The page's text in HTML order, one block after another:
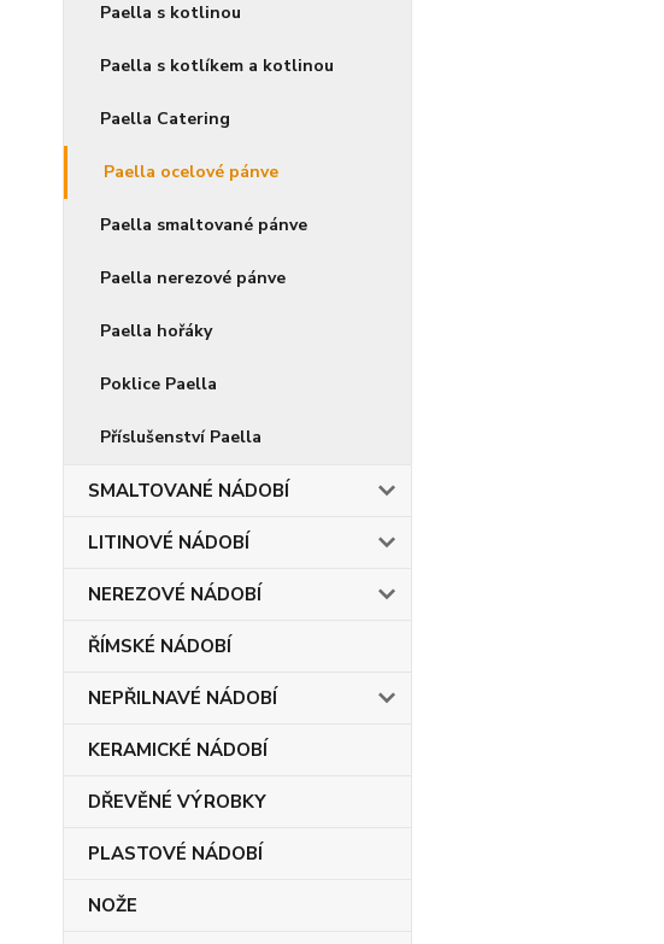
Paella s kotlinou
Paella s kotlíkem a kotlinou
Paella Catering
Paella ocelové pánve
Paella smaltované pánve
Paella nerezové pánve
Paella hořáky
Poklice Paella
Příslušenství Paella
SMALTOVANÉ NÁDOBÍ
LITINOVÉ NÁDOBÍ
NEREZOVÉ NÁDOBÍ
ŘÍMSKÉ NÁDOBÍ
NEPŘILNAVÉ NÁDOBÍ
KERAMICKÉ NÁDOBÍ
DŘEVĚNÉ VÝROBKY
PLASTOVÉ NÁDOBÍ
NOŽE